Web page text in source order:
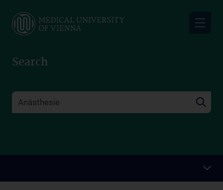
main
Search